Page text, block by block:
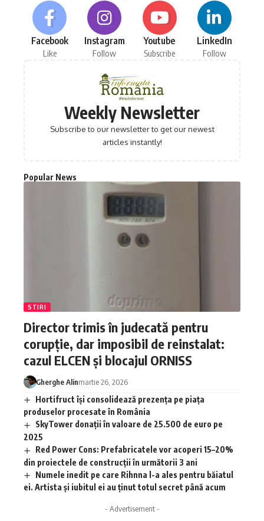
Facebook
Like
Instagram
Follow
Youtube
Subscribe
LinkedIn
Follow
Weekly Newsletter
Subscribe to our newsletter to get our newest
articles instantly!
Popular News
STIRI
Director trimis în judecată pentru
corupție, dar imposibil de reinstalat:
cazul ELCEN și blocajul ORNISS
Gherghe Alinmartie 26, 2026
Hortifruct își consolidează prezența pe piața
produselor procesate în România
SkyTower donații în valoare de 25.500 de euro pe
2025
Red Power Cons: Prefabricatele vor acoperi 15–20%
din proiectele de construcții în următorii 3 ani
Numele inedit pe care Rihnna l-a ales pentru băiatul
ei. Artista și iubitul ei au ținut totul secret până acum
- Advertisement -